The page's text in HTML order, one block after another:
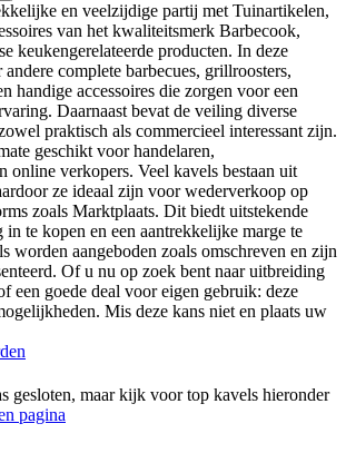
en veelzijdige partij met Tuinartikelen,
van het kwaliteitsmerk Barbecook,
keukengerelateerde producten. In deze
complete barbecues, grillroosters,
handige accessoires die zorgen voor een
Daarnaast bevat de veiling diverse
praktisch als commercieel interessant zijn.
geschikt voor handelaren,
online verkopers. Veel kavels bestaan uit
ze ideaal zijn voor wederverkoop op
zoals Marktplaats. Dit biedt uitstekende
te kopen en een aantrekkelijke marge te
worden aangeboden zoals omschreven en zijn
Of u nu op zoek bent naar uitbreiding
een goede deal voor eigen gebruik: deze
Mis deze kans niet en plaats uw
gesloten, maar kijk voor top kavels hieronder
pagina